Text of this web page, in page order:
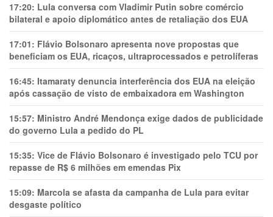
17:20: Lula conversa com Vladimir Putin sobre comércio
bilateral e apoio diplomático antes de retaliação dos EUA
17:01: Flávio Bolsonaro apresenta nove propostas que
beneficiam os EUA, ricaços, ultraprocessados e petrolíferas
16:45: Itamaraty denuncia interferência dos EUA na eleição
após cassação de visto de embaixadora em Washington
15:57: Ministro André Mendonça exige dados de publicidade
do governo Lula a pedido do PL
15:35: Vice de Flávio Bolsonaro é investigado pelo TCU por
repasse de R$ 6 milhões em emendas Pix
15:09: Marcola se afasta da campanha de Lula para evitar
desgaste político